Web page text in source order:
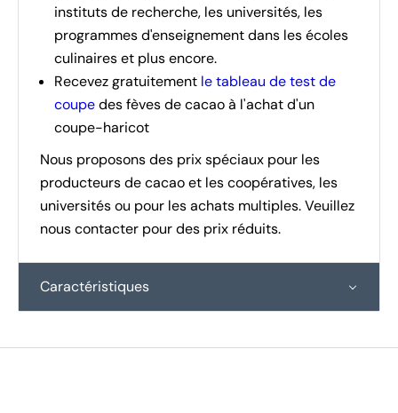
instituts de recherche, les universités, les
programmes d'enseignement dans les écoles
culinaires et plus encore.
Recevez gratuitement le tableau de test de
coupedes fèves de cacao à l'achat d'un
coupe-haricot
Nous proposons des prix spéciaux pour les
producteurs de cacao et les coopératives, les
universités ou pour les achats multiples. Veuillez
nous contacter pour des prix réduits.
Caractéristiques